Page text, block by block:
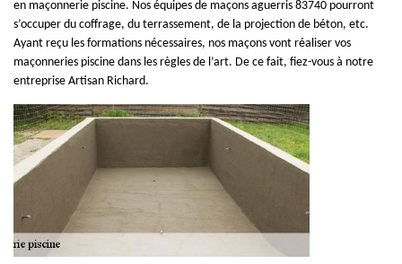
en maçonnerie piscine. Nos équipes de maçons aguerris 83740 pourront
s’occuper du coffrage, du terrassement, de la projection de béton, etc.
Ayant reçu les formations nécessaires, nos maçons vont réaliser vos
maçonneries piscine dans les règles de l’art. De ce fait, fiez-vous à notre
entreprise Artisan Richard.